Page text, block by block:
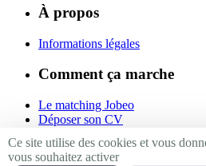
À propos
Informations légales
Comment ça marche
Le matching Jobeo
Déposer son CV
Ce site utilise des cookies et vous
vous souhaitez activer